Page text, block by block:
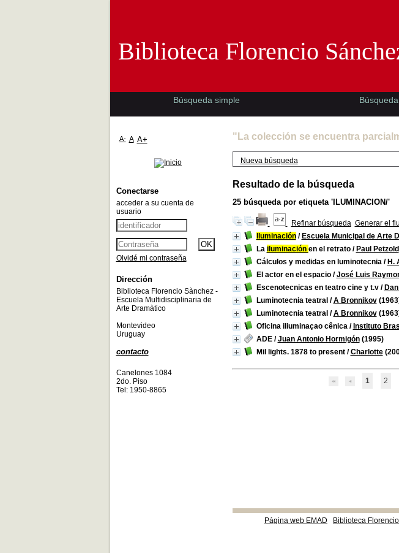
"La colección se encuentra
Nueva búsqueda
Resultado de la búsqueda
25búsqueda por etiqueta 'ILUMINACION/'
Refinar búsqueda Generar el
Iluminación/ Escuela Municipal de Arte
La iluminación en el retrato/ Paul Petzold
Cálculos y medidas en luminotecnia/ H.
El actor en el espacio/José Luis
Escenotecnicas en teatro cine y t.v/
Luminotecnia teatral /A Bronnikov
Luminotecnia teatral /A Bronnikov
Oficina iliuminaçao cênica/ Instituto
ADE/Juan Antonio Hormigón(1995)
Mil lights. 1878 to present/Charlotte
1 2
Página web EMAD Biblioteca
Biblioteca Florencio
Búsqueda simple
A- A A+
Conectarse
acceder a su cuenta de
usuario
Olvidé mi contraseña
Dirección
Biblioteca Florencio Sànchez -
Escuela Multidisciplinaria de
Arte Dramàtico
Montevideo
Uruguay
contacto
Canelones 1084
2do. Piso
Tel: 1950-8865